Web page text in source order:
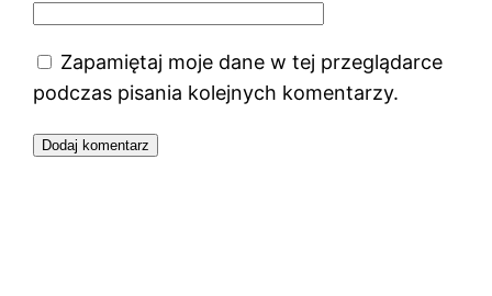
Zapamiętaj moje dane w tej przeglądarce
podczas pisania kolejnych komentarzy.